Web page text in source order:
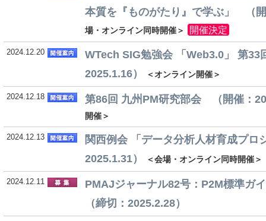
本質を『ものがたり』で学ぶ」 （
場・オンライン同時開催＞ 開催決定
2024.12.20
WTech SIG勉強会 「Web3.0」 第
2025.1.16）
＜オンライン開催＞
2024.12.18 第86回 九州PM研究部会 （開催：
開催＞
2024.12.13
関西例会 「データ分析人材育成プ
2025.1.31）
＜会場・オンライン同時開催＞
2024.12.11
PMAJジャーナル82号：P2M標準ガ
（締切：2025.2.28）